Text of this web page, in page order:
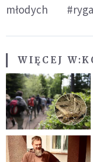
młodych
#ryga
WIĘCEJ W: